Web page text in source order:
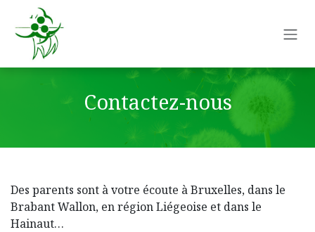
Se rendre au contenu
Contactez-nous
Des parents sont à votre écoute à Bruxelles, dans le
Brabant Wallon, en région Liégeoise et dans le
Hainaut…